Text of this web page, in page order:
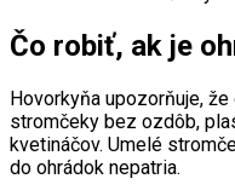
Čo robiť, ak je
Hovorkyňa upozorňuje,
stromčeky bez ozdôb,
kvetináčov. Umelé
do ohrádok nepatria.